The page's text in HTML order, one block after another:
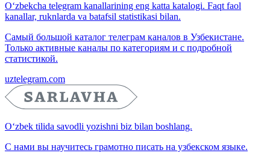
O‘zbekcha telegram kanallarining eng katta katalogi. Faqt faol
kanallar, ruknlarda va batafsil statistikasi bilan.
Самый большой каталог телеграм каналов в Узбекистане.
Только активные каналы по категориям и с подробной
статистикой.
uztelegram.com
O‘zbek tilida savodli yozishni biz bilan boshlang.
С нами вы научитесь грамотно писать на узбекском языке.